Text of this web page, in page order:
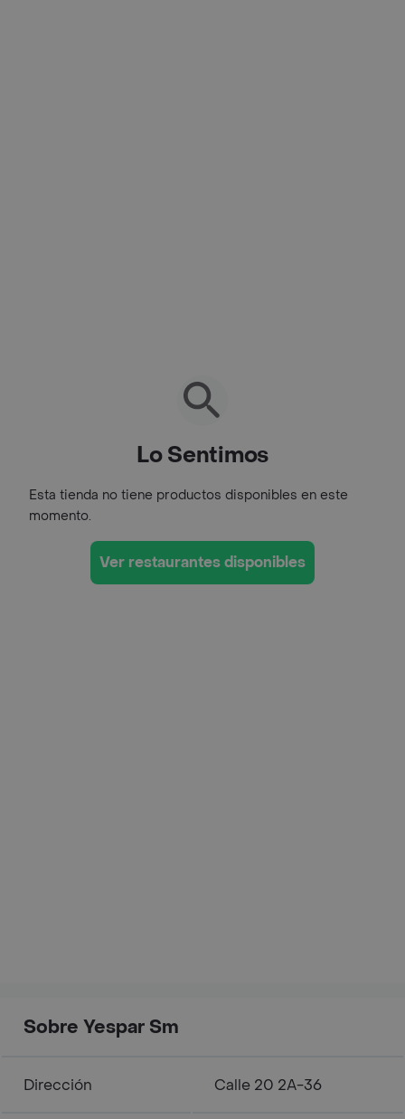
Lo Sentimos
Esta tienda no tiene productos disponibles en este
momento.
Ver restaurantes disponibles
Sobre Yespar Sm
Dirección Calle 20 2A-36